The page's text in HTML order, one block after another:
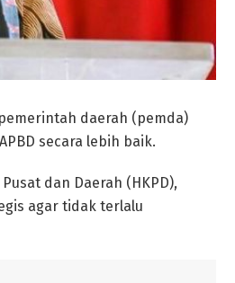
daerah (pemda)
secara lebih baik.
dan Daerah (HKPD),
agar tidak terlalu